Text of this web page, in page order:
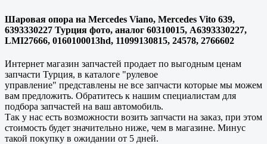
Шаровая опора на Mercedes Viano, Mercedes Vito 639,
6393330227 Турция фото, аналог 60310015, A6393330227,
LMI27666, 0160100013hd, 11099130815, 24578, 2766602
Интернет магазин запчастей продает по выгодным ценам
запчасти Турция, в каталоге "рулевое
управление" представлены не все запчасти которые мы можем
вам предложить. Обратитесь к нашим специалистам для
подбора запчастей на ваш автомобиль.
Так у нас есть возможности возить запчасти на заказ, при этом
стоимость будет значительно ниже, чем в магазине. Минус
такой покупку в ожидании от 5 дней.